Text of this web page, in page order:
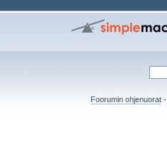
Foorumin ohjenuorat-